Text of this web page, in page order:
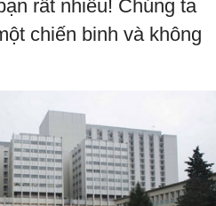
rất nhiều! Chúng ta
chiến binh và không